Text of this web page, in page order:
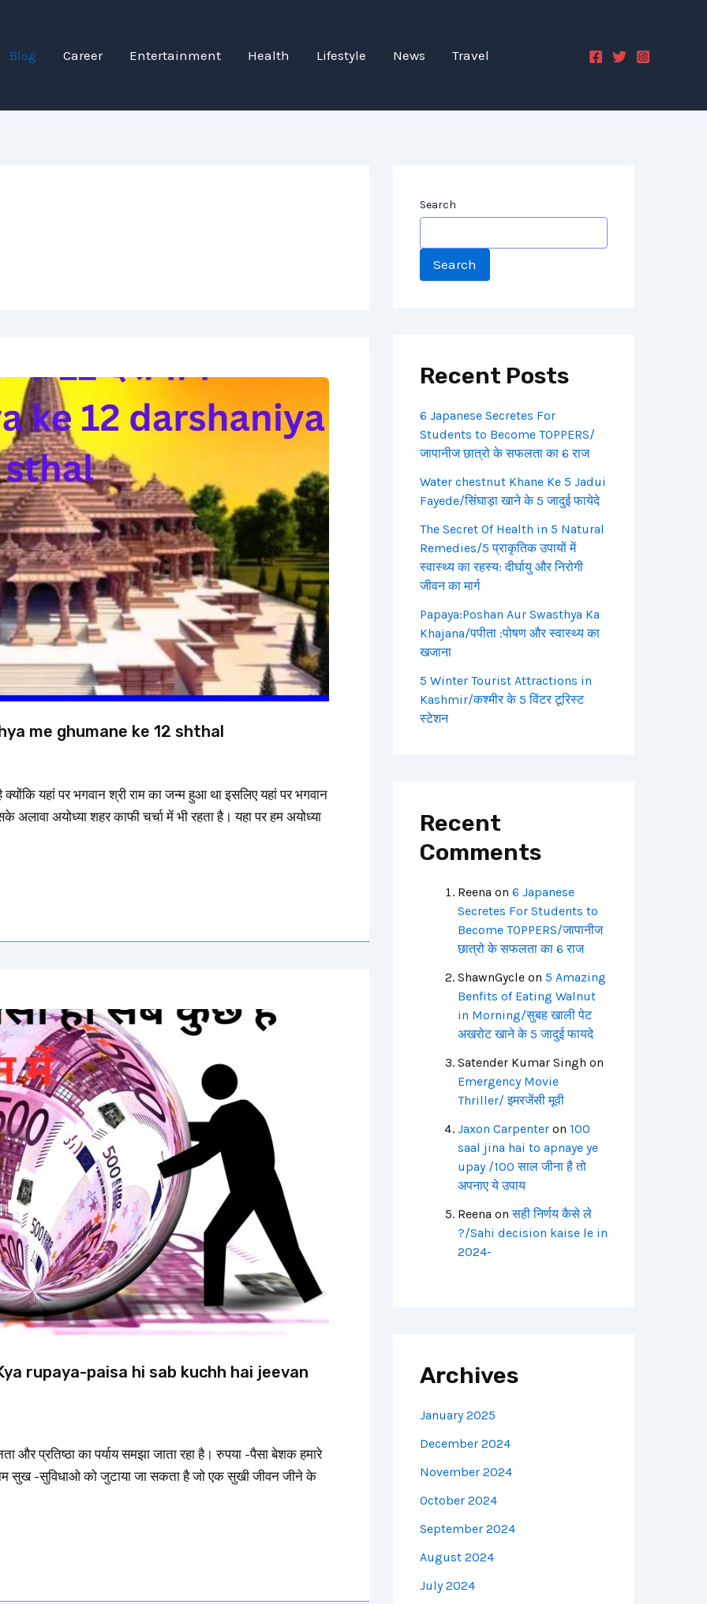
Blog Career Entertainment Health Lifestyle News Travel
me ghumane ke 12 shthal
यहां पर भगवान श्री राम का जन्म हुआ था इसलिए यहां पर भगवान
अयोध्या शहर काफी चर्चा में भी रहता है। यहा पर हम अयोध्या
Kya rupaya-paisa hi sab kuchh hai jeevan
और प्रतिष्ठा का पर्याय समझा जाता रहा है। रुपया -पैसा बेशक हमारे
सुख -सुविधाओ को जुटाया जा सकता है जो एक सुखी जीवन जीने के
Search
Search
Recent Posts
6 Japanese Secretes For
Students to Become TOPPERS/
जापानीज छात्रो के सफलता का 6 राज
Water chestnut Khane Ke 5 Jadui
Fayede/सिंघाड़ा खाने के 5 जादुई फायेदे
The Secret Of Health in 5 Natural
Remedies/5 प्राकृतिक उपायों में
स्वास्थ्य का रहस्य: दीर्घायु और निरोगी
जीवन का मार्ग
Papaya:Poshan Aur Swasthya Ka
Khajana/पपीता :पोषण और स्वास्थ्य का
खजाना
5 Winter Tourist Attractions in
Kashmir/कश्मीर के 5 विंटर टूरिस्ट
स्टेशन
Recent
Comments
Reena on 6 Japanese
Secretes For Students to
Become TOPPERS/जापानीज
छात्रो के सफलता का 6 राज
ShawnGycleon 5 Amazing
Benfits of Eating Walnut
in Morning/सुबह खाली पेट
अखरोट खाने के 5 जादुई फायदे
Satender Kumar Singh on
Emergency Movie
Thriller/ इमरजेंसी मूवी
Jaxon Carpenteron 100
saal jina hai to apnaye ye
upay /100 साल जीना है तो
अपनाए ये उपाय
Reena onसही निर्णय कैसे ले
?/Sahi decision kaise le in
2024-
Archives
January 2025
December 2024
November 2024
October 2024
September 2024
August 2024
July 2024